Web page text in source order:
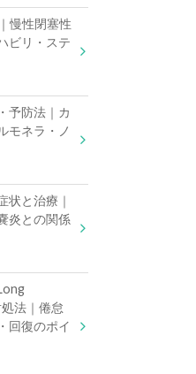
慢性閉塞性
ビリ・ステ
予防法｜カ
モネラ・ノ
状と治療｜
炎との関係
法｜倦怠
回復のポイ